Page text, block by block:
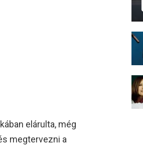
elárulta, még
megtervezni a